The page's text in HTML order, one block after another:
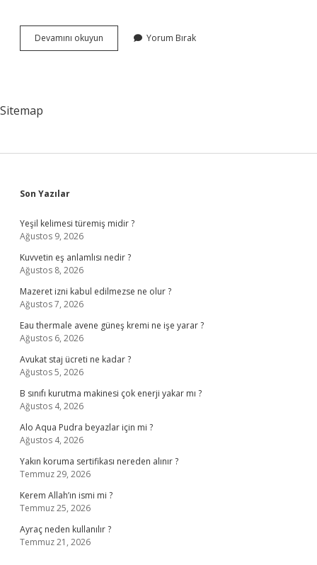
Devamını okuyun
Telli
Yorum Bırak
Sitemap
Sidebar
Son Yazılar
Yeşil kelimesi türemiş midir ?
Ağustos 9, 2026
Kuvvetin eş anlamlısı nedir ?
Ağustos 8, 2026
Mazeret izni kabul edilmezse ne olur ?
Ağustos 7, 2026
Eau thermale avene güneş kremi ne işe yarar ?
Ağustos 6, 2026
Avukat staj ücreti ne kadar ?
Ağustos 5, 2026
B sınıfı kurutma makinesi çok enerji yakar mı ?
Ağustos 4, 2026
Alo Aqua Pudra beyazlar için mi ?
Ağustos 4, 2026
Yakın koruma sertifikası nereden alınır ?
Temmuz 29, 2026
Kerem Allah’ın ismi mi ?
Temmuz 25, 2026
Ayraç neden kullanılır ?
Temmuz 21, 2026